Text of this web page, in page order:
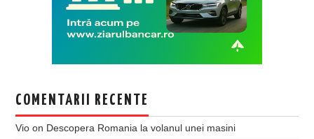
COMENTARII RECENTE
Vio on Descopera Romania la volanul unei masini